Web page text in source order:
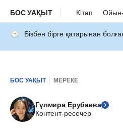
БОС УАҚЫТ Кітап
Бізбен бірге қатарынан
БОС УАҚЫТ МЕРЕКЕ
Гүлмира Ерубаева
Контент-ресечер